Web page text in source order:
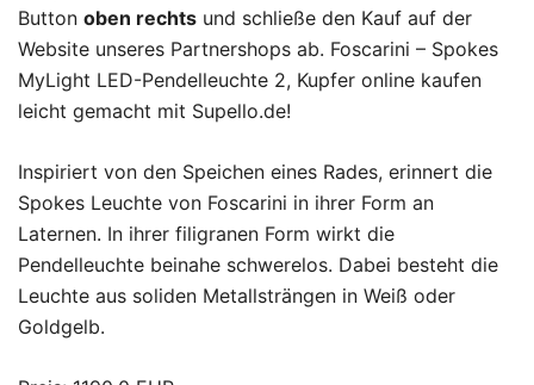
Button oben rechts und schließe den Kauf auf der
Website unseres Partnershops ab. Foscarini – Spokes
MyLight LED-Pendelleuchte 2, Kupfer online kaufen
leicht gemacht mit Supello.de!
Inspiriert von den Speichen eines Rades, erinnert die
Spokes Leuchte von Foscarini in ihrer Form an
Laternen. In ihrer filigranen Form wirkt die
Pendelleuchte beinahe schwerelos. Dabei besteht die
Leuchte aus soliden Metallsträngen in Weiß oder
Goldgelb.